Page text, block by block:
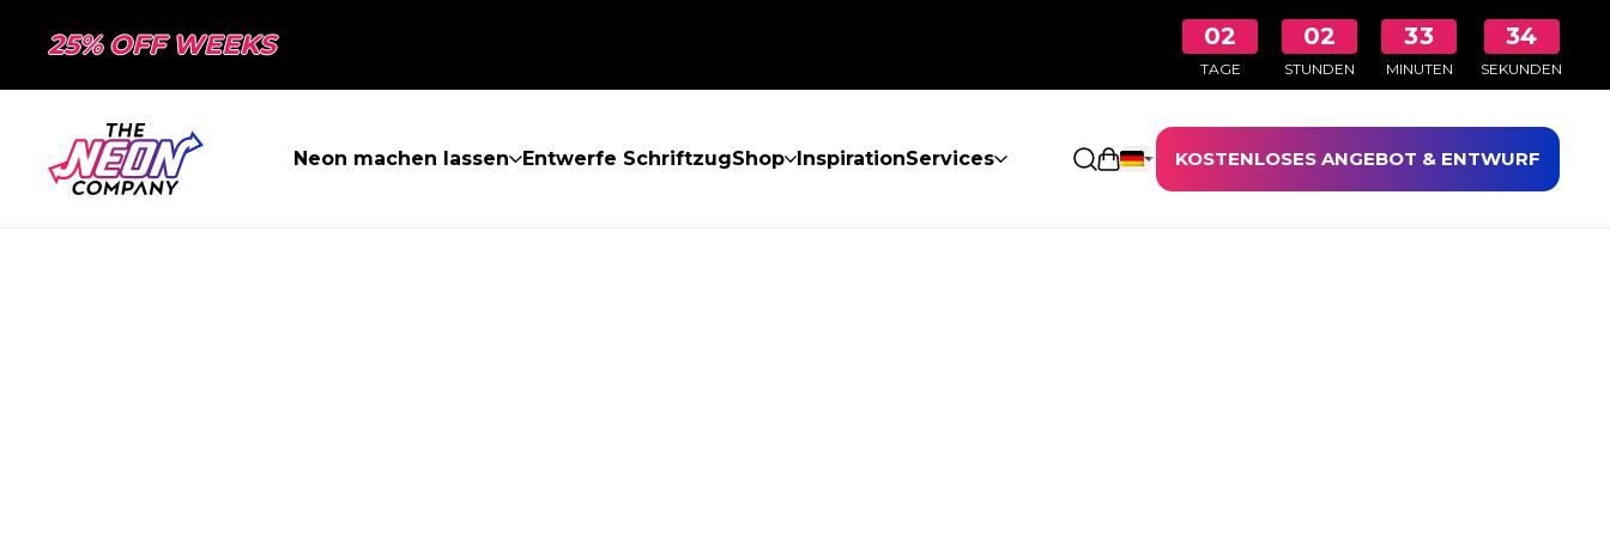
25% OFF WEEKS 02
TAGE
02
STUNDEN
33
MINUTEN
34
SEKUNDEN
Neon machen lassen Entwerfe SchriftzugShop InspirationServices Einkaufswagen öffnen
KOSTENLOSES ANGEBOT & ENTWURF